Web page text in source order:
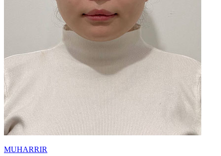
MUHARRIR